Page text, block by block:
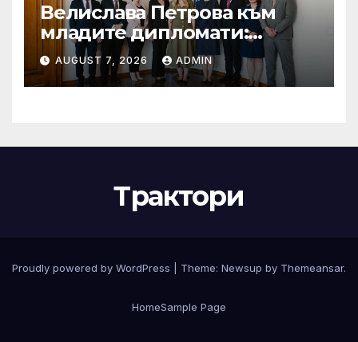
Велислава Петрова към
младите дипломати:
Бъдете смели, уверени и
винаги отстоявайте
интересите на България
AUGUST 7, 2026 ADMIN
Трактори
Proudly powered by WordPress Theme: Newsup by Themeansar.
HomeSample Page